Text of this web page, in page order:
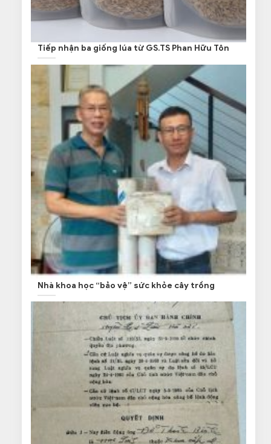
Tiếp nhận ba giống lúa từ GS.TS Phan Hữu Tôn
Nhà khoa học “bảo vệ” sức khỏe cây trồng